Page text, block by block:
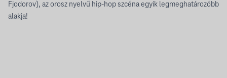
Fjodorov), az orosz nyelvű hip-hop szcéna egyik legmeghatározóbb
alakja!